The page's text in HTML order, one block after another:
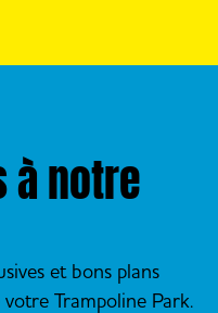
Park Marseille
Montpellier
Lattes
Montpellier
Odysseum
Pollestres
Trampoline
Trampoline
à notre
et bons plans
Trampoline Park.